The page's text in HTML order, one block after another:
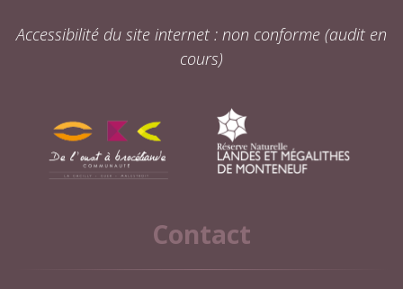
Accessibilité du site internet : non conforme (audit en
cours)
Contact